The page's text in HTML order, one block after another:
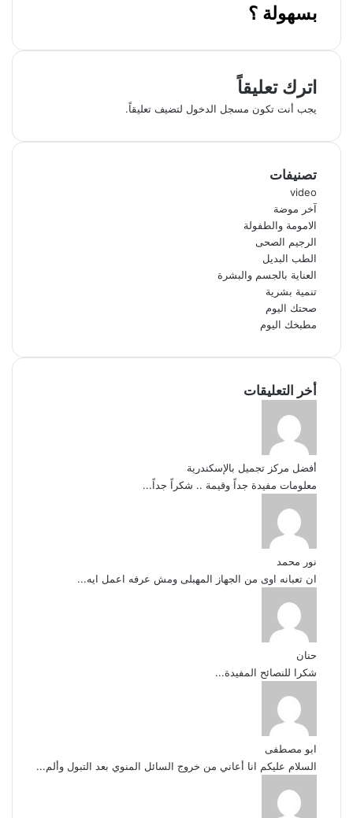
بسهولة ؟
اترك تعليقاً
يجب أنت تكون مسجل الدخول لتضيف تعليقاً.
تصنيفات
video
آخر موضة
الامومة والطفولة
الرجيم الصحى
الطب البديل
العناية بالجسم والبشرة
تنمية بشرية
صحتك اليوم
مطبخك اليوم
أخر التعليقات
أفضل مركز تجميل بالإسكندرية
معلومات مفيدة جداً وقيمة .. شكراً جداً...
نور محمد
ان تعبانه اوى من الجهاز المهبلى ومش عرفه اعمل ايه...
حنان
شكرا للنصائح المفيدة...
ابو مصطفى
السلام عليكم انا أعاني من خروج السائل المنوي بعد التبول وألم...